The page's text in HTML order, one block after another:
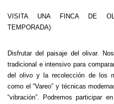
VISITA UNA FINCA DE
TEMPORADA)
Disfrutar del paisaje del olivar.
tradicional e intensivo para
del olivo y la recolección de los
como el “Vareo” y técnicas
“vibración”. Podremos participar